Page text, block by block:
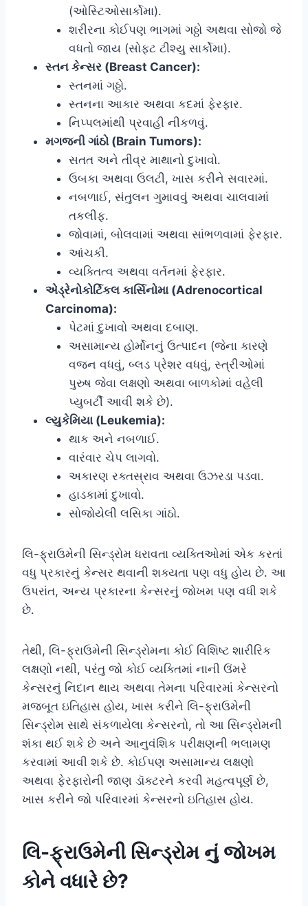
(ઓસ્ટિઓસાર્કોમા).
શરીરના કોઈપણ ભાગમાં ગઠ્ઠો અથવા સોજો જે
વધતો જાય (સોફ્ટ ટીશ્યુ સાર્કોમા).
સ્તન કેન્સર (Breast Cancer):
સ્તનમાં ગઠ્ઠો.
સ્તનના આકાર અથવા કદમાં ફેરફાર.
નિપ્પલમાંથી પ્રવાહી નીકળવું.
મગજની ગાંઠો (Brain Tumors):
સતત અને તીવ્ર માથાનો દુખાવો.
ઉબકા અથવા ઉલટી, ખાસ કરીને સવારમાં.
નબળાઈ, સંતુલન ગુમાવવું અથવા ચાલવામાં
તકલીફ.
જોવામાં, બોલવામાં અથવા સાંભળવામાં ફેરફાર.
આંચકી.
વ્યક્તિત્વ અથવા વર્તનમાં ફેરફાર.
એડ્રેનોકોર્ટિકલ કાર્સિનોમા (Adrenocortical
Carcinoma):
પેટમાં દુખાવો અથવા દબાણ.
અસામાન્ય હોર્મોનનું ઉત્પાદન (જેના કારણે
વજન વધવું, બ્લડ પ્રેશર વધવું, સ્ત્રીઓમાં
પુરુષ જેવા લક્ષણો અથવા બાળકોમાં વહેલી
પ્યુબર્ટી આવી શકે છે).
લ્યુકેમિયા (Leukemia):
થાક અને નબળાઈ.
વારંવાર ચેપ લાગવો.
અકારણ રક્તસ્રાવ અથવા ઉઝરડા પડવા.
હાડકામાં દુખાવો.
સોજોયેલી લસિકા ગાંઠો.
લિ-ફ્રાઉમેની સિન્ડ્રોમ ધરાવતા વ્યક્તિઓમાં એક કરતાં
વધુ પ્રકારનું કેન્સર થવાની શક્યતા પણ વધુ હોય છે. આ
ઉપરાંત, અન્ય પ્રકારના કેન્સરનું જોખમ પણ વધી શકે
છે.
તેથી, લિ-ફ્રાઉમેની સિન્ડ્રોમના કોઈ વિશિષ્ટ શારીરિક
લક્ષણો નથી, પરંતુ જો કોઈ વ્યક્તિમાં નાની ઉંમરે
કેન્સરનું નિદાન થાય અથવા તેમના પરિવારમાં કેન્સરનો
મજબૂત ઇતિહાસ હોય, ખાસ કરીને લિ-ફ્રાઉમેની
સિન્ડ્રોમ સાથે સંકળાયેલા કેન્સરનો, તો આ સિન્ડ્રોમની
શંકા થઈ શકે છે અને આનુવંશિક પરીક્ષણની ભલામણ
કરવામાં આવી શકે છે. કોઈપણ અસામાન્ય લક્ષણો
અથવા ફેરફારોની જાણ ડૉક્ટરને કરવી મહત્વપૂર્ણ છે,
ખાસ કરીને જો પરિવારમાં કેન્સરનો ઇતિહાસ હોય.
લિ-ફ્રાઉમેની સિન્ડ્રોમ નું જોખમ
કોને વધારે છે?